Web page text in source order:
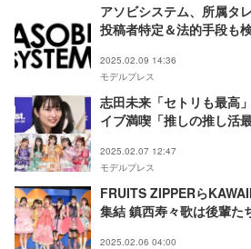
アソビシステム、所属タ
投稿者特定＆法的手段も
2025.02.09 14:36
モデルプレス
志田未来「セトリも最高
イブ満喫「推しの推し活
2025.02.07 12:47
モデルプレス
FRUITS ZIPPERら
集結 鎮西寿々歌は後輩た
2025.02.06 04:00